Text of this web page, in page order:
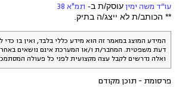
עו״ד משה ימיןעוסק/ת ב- תמ"א 38
** הכותב/ת לא ייצג/ה בתיק.
המידע המוצג במאמר זה הוא מידע כללי בלבד, ואין בו כדי
דעת משפטית. המחבר/ת ו/או המערכת אינם נושאים
ואלה נדרשים לקבל עצה מקצועית לפני כל פעולה
פרסומת - תוכן מקודם